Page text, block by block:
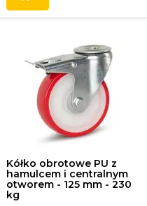
Kółko obrotowe PU z
hamulcem i centralnym
otworem - 125 mm - 230
kg